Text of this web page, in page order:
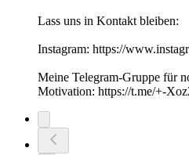
Lass uns in Kontakt bleiben:
Instagram: https://
Meine Telegram-Gruppe für
Motivation: https://t.me/+-